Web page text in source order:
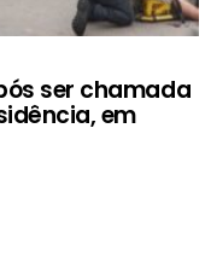
ser chamada
em